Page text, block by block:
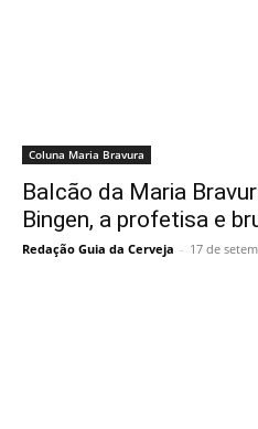
Coluna Maria Bravura
Balcão da Maria
Bingen, a profetisa e
Redação Guia da Cerveja - 17 de